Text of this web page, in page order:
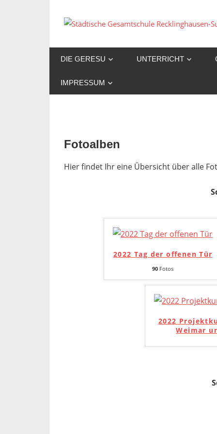
Inhalt
DIE GERESU UNTERRICHT
IMPRESSUM
Fotoalben
Hier findet Ihr eine Übersicht über alle
2022 Tag der offenen Tür
90 Fotos
2022
Weimar